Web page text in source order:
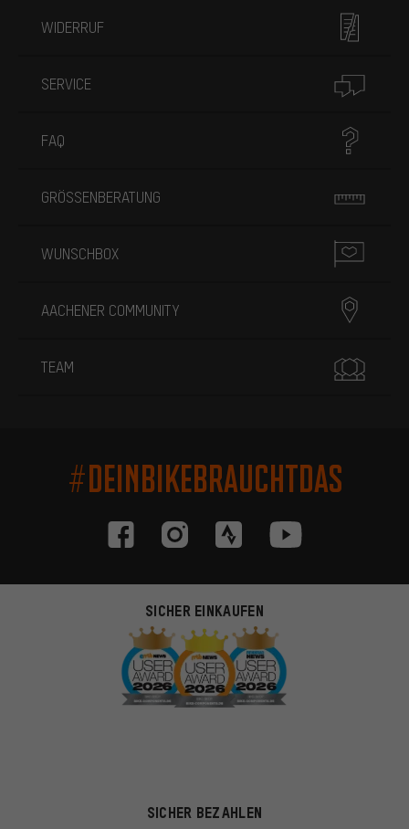
WIDERRUF
SERVICE
FAQ
GRÖSSENBERATUNG
WUNSCHBOX
AACHENER COMMUNITY
TEAM
#DEINBIKEBRAUCHTDAS
SICHER EINKAUFEN
SICHER BEZAHLEN